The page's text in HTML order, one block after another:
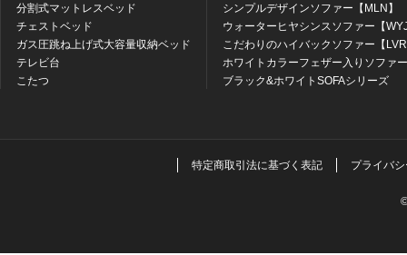
分割式マットレスベッド
チェストベッド
ガス圧跳ね上げ式大容量収納ベッド
テレビ台
こたつ
シンプルデザインソファー【MLN】
ウォーターヒヤシンスソファー【
こだわりのハイバックソファー【
ホワイトカラーフェザー入りソファ
ブラック&ホワイトSOFAシリーズ
特定商取引法に基づく表記 プライバ